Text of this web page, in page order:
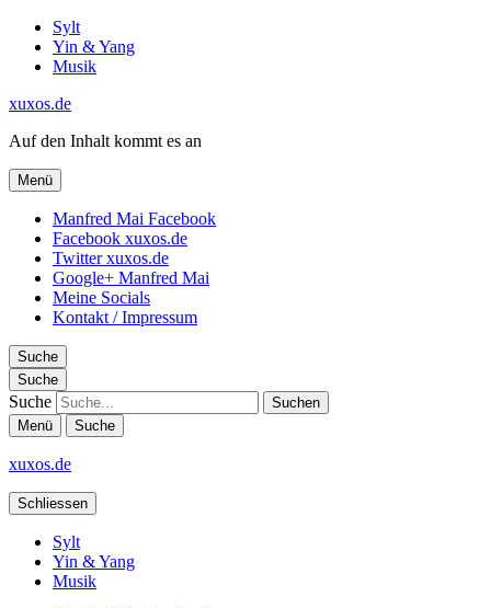
Sylt
Yin & Yang
Musik
xuxos.de
Auf den Inhalt kommt es an
Menü
Manfred Mai Facebook
Facebook xuxos.de
Twitter xuxos.de
Google+ Manfred Mai
Meine Socials
Kontakt / Impressum
Suche
Suche
Suche
Menü Suche
xuxos.de
Schliessen
Sylt
Yin & Yang
Musik